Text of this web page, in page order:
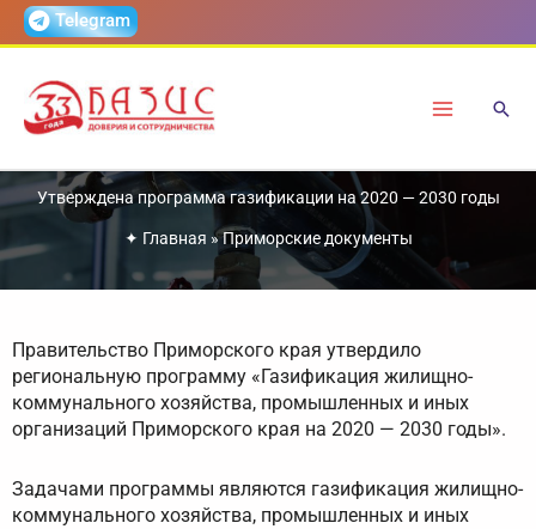
ПерейтиTelegram
Утверждена программа газификации на 2020 — 2030 годы
✦ Главная »Приморские документы
Правительство Приморского края утвердило
региональную программу «Газификация жилищно-
коммунального хозяйства, промышленных и иных
организаций Приморского края на 2020 — 2030 годы».
Задачами программы являются газификация жилищно-
коммунального хозяйства, промышленных и иных